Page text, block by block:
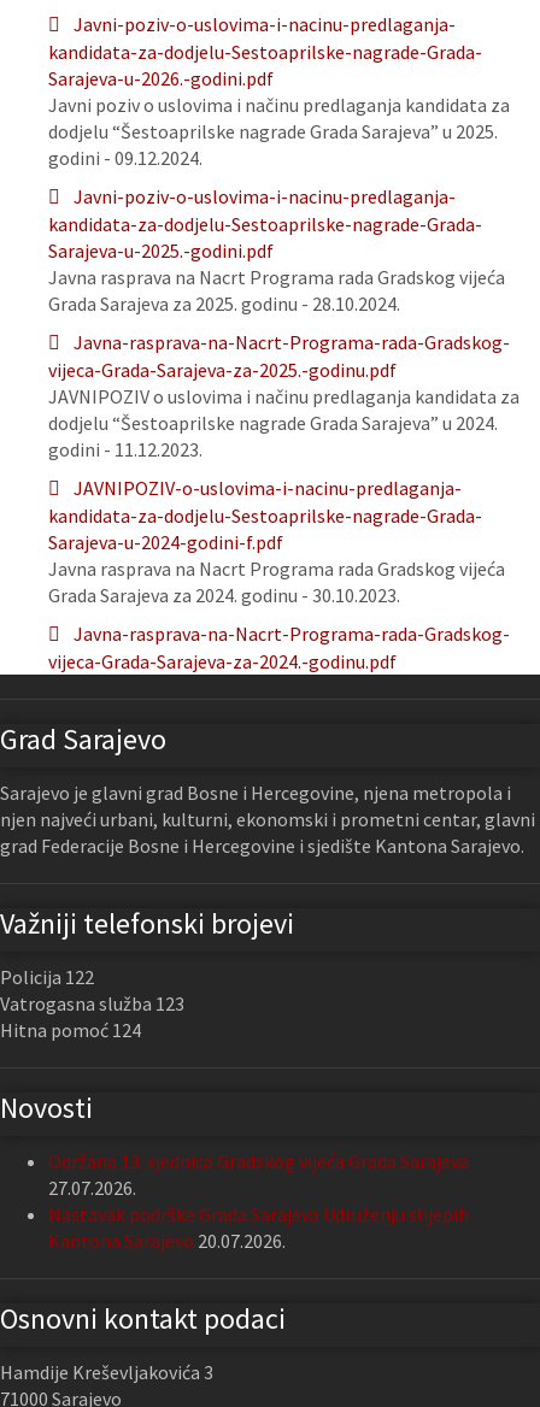
Javni-poziv-o-uslovima-i-nacinu-predlaganja-
kandidata-za-dodjelu-Sestoaprilske-nagrade-Grada-
Sarajeva-u-2026.-godini.pdf
Javni poziv o uslovima i načinu predlaganja kandidata za
dodjelu “Šestoaprilske nagrade Grada Sarajeva” u 2025.
godini - 09.12.2024.
Javni-poziv-o-uslovima-i-nacinu-predlaganja-
kandidata-za-dodjelu-Sestoaprilske-nagrade-Grada-
Sarajeva-u-2025.-godini.pdf
Javna rasprava na Nacrt Programa rada Gradskog vijeća
Grada Sarajeva za 2025. godinu - 28.10.2024.
Javna-rasprava-na-Nacrt-Programa-rada-Gradskog-
vijeca-Grada-Sarajeva-za-2025.-godinu.pdf
JAVNIPOZIV o uslovima i načinu predlaganja kandidata za
dodjelu “Šestoaprilske nagrade Grada Sarajeva” u 2024.
godini - 11.12.2023.
JAVNIPOZIV-o-uslovima-i-nacinu-predlaganja-
kandidata-za-dodjelu-Sestoaprilske-nagrade-Grada-
Sarajeva-u-2024-godini-f.pdf
Javna rasprava na Nacrt Programa rada Gradskog vijeća
Grada Sarajeva za 2024. godinu - 30.10.2023.
Javna-rasprava-na-Nacrt-Programa-rada-Gradskog-
vijeca-Grada-Sarajeva-za-2024.-godinu.pdf
Grad Sarajevo
Sarajevo je glavni grad Bosne i Hercegovine, njena metropola i
njen najveći urbani, kulturni, ekonomski i prometni centar, glavni
grad Federacije Bosne i Hercegovine i sjedište Kantona Sarajevo.
Važniji telefonski brojevi
Policija 122
Vatrogasna služba 123
Hitna pomoć 124
Novosti
Održana 13. sjednica Gradskog vijeća Grada Sarajeva
27.07.2026.
Nastavak podrške Grada Sarajeva Udruženju slijepih
Kantona Sarajevo 20.07.2026.
Osnovni kontakt podaci
Hamdije Kreševljakovića 3
71000 Sarajevo